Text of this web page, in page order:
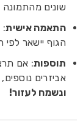
שונים מהתמונה
התאמה אישית:
הגוף יישאר
תוספות: אם
אביזרים
ונשמח לעזור!